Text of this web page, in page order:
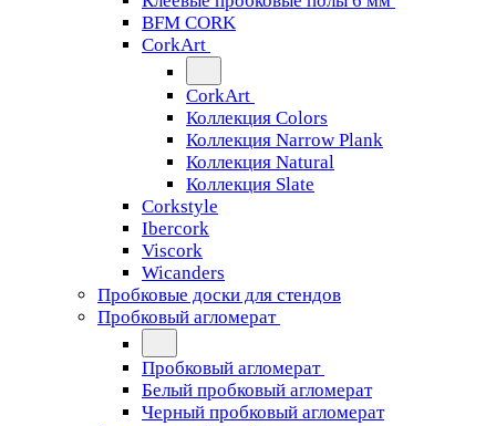
BFM CORK
CorkArt
CorkArt
Коллекция Colors
Коллекция Narrow Plank
Коллекция Natural
Коллекция Slate
Corkstyle
Ibercork
Viscork
Wicanders
Пробковые доски для стендов
Пробковый агломерат
Пробковый агломерат
Белый пробковый агломерат
Черный пробковый агломерат